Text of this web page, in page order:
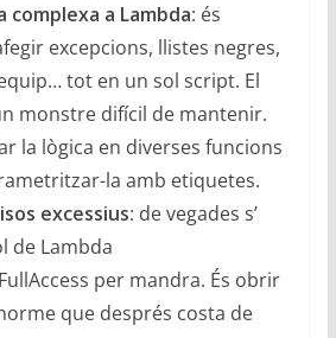
complexa a Lambda: és
excepcions, llistes negres,
tot en un sol script. El
monstre difícil de mantenir.
la lògica en diverses funcions
la amb etiquetes.
excessius: de vegades s’
de Lambda
per mandra. És obrir
que després costa de